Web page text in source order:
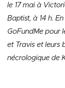
le 17 mai à
Baptist, à 14 h.
GoFundMe pour
et Travis et leurs
nécrologique de